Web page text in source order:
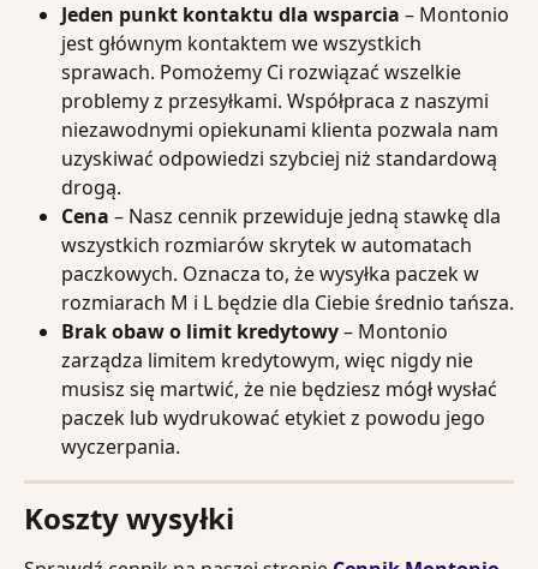
Jeden punkt kontaktu dla wsparcia – Montonio
jest głównym kontaktem we wszystkich
sprawach. Pomożemy Ci rozwiązać wszelkie
problemy z przesyłkami. Współpraca z naszymi
niezawodnymi opiekunami klienta pozwala nam
uzyskiwać odpowiedzi szybciej niż standardową
drogą.
Cena – Nasz cennik przewiduje jedną stawkę dla
wszystkich rozmiarów skrytek w automatach
paczkowych. Oznacza to, że wysyłka paczek w
rozmiarach M i L będzie dla Ciebie średnio tańsza.
Brak obaw o limit kredytowy – Montonio
zarządza limitem kredytowym, więc nigdy nie
musisz się martwić, że nie będziesz mógł wysłać
paczek lub wydrukować etykiet z powodu jego
wyczerpania.
Koszty wysyłki